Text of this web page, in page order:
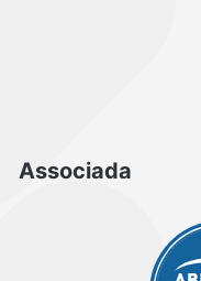
Associada